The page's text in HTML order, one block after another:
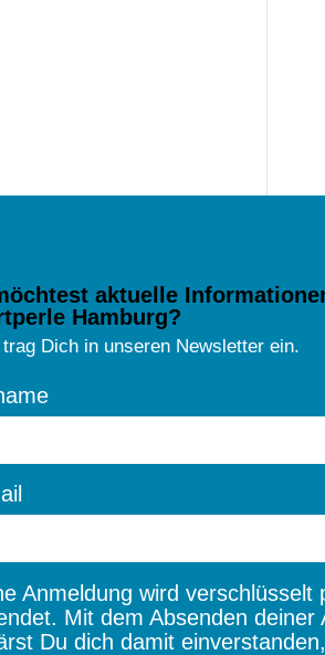
aktuelle
Hamburg?
trag Dich in unseren Newsletter ein.
Anmeldung wird verschlüsselt
Mit dem Absenden deiner
Du dich damit